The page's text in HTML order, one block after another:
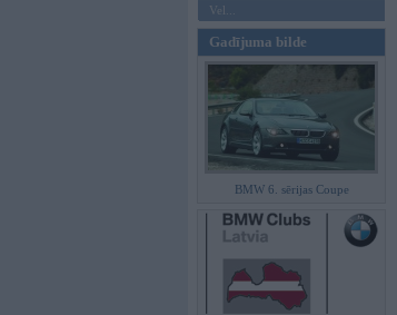
Vel...
Gadījuma bilde
BMW 6. sērijas Coupe